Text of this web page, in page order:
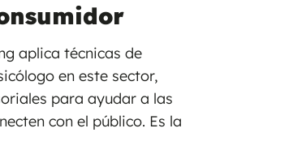
aplica técnicas de
en este sector,
para ayudar a las
con el público. Es la